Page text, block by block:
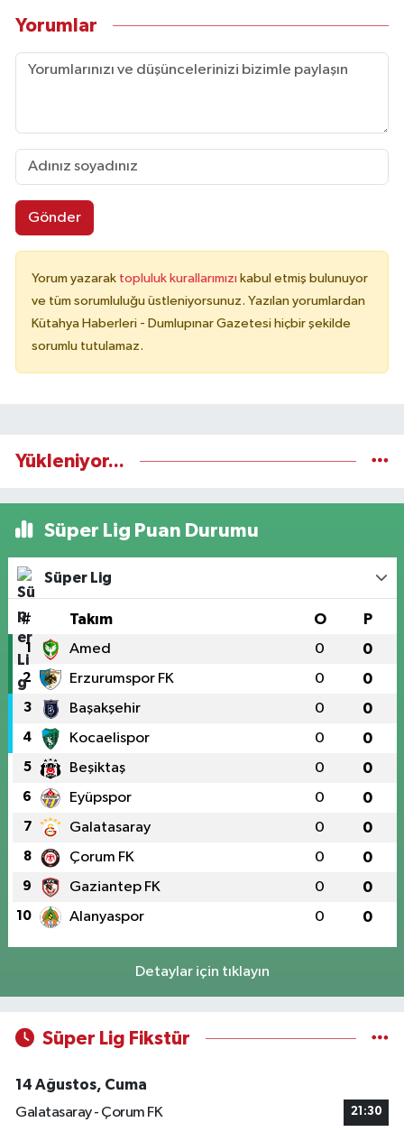
Yorumlar
Gönder
Yorum yazarak topluluk kurallarımızı kabul etmiş bulunuyor
ve tüm sorumluluğu üstleniyorsunuz. Yazılan yorumlardan
Kütahya Haberleri - Dumlupınar Gazetesi hiçbir şekilde
sorumlu tutulamaz.
Yükleniyor...
Süper Lig Puan Durumu
Süper Lig
# Takım O P
1 Amed 0 0
2 Erzurumspor FK 0 0
3 Başakşehir 0 0
4 Kocaelispor 0 0
5 Beşiktaş 0 0
6 Eyüpspor 0 0
7 Galatasaray 0 0
8 Çorum FK 0 0
9 Gaziantep FK 0 0
10 Alanyaspor 0 0
Detaylar için tıklayın
Süper Lig Fikstür
14 Ağustos, Cuma
Galatasaray - Çorum FK
21:30